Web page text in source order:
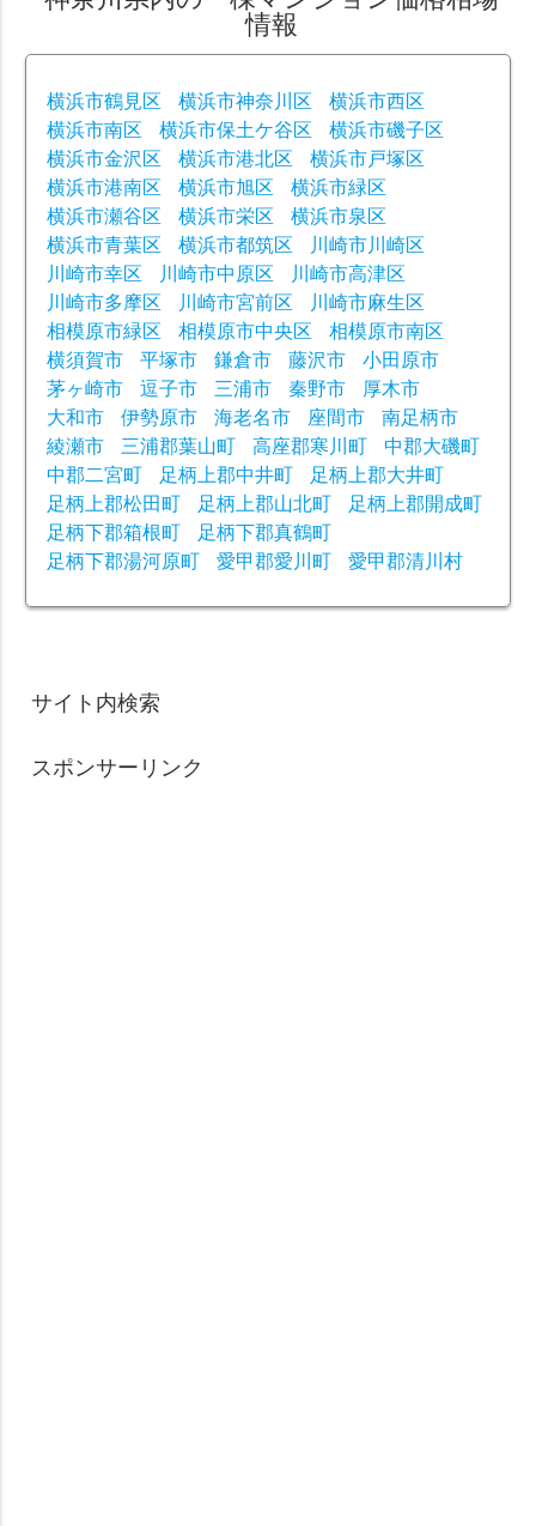
情報
横浜市鶴見区 横浜市神奈川区
横浜市西区
横浜市南区
横浜市保土ケ谷区
横浜市磯子区
横浜市金沢区
横浜市港北区
横浜市戸塚区
横浜市港南区
横浜市旭区
横浜市緑区
横浜市瀬谷区
横浜市栄区
横浜市泉区
横浜市青葉区
横浜市都筑区
川崎市川崎区
川崎市幸区
川崎市中原区
川崎市高津区
川崎市多摩区
川崎市宮前区
川崎市麻生区
相模原市緑区
相模原市中央区
相模原市南区
横須賀市
平塚市 鎌倉市 藤沢市
小田原市
茅ヶ崎市
逗子市 三浦市 秦野市
厚木市
大和市
伊勢原市 海老名市 座間市
南足柄市
綾瀬市
三浦郡葉山町 高座郡寒川町
中郡大磯町
中郡二宮町
足柄上郡中井町
足柄上郡大井町
足柄上郡松田町
足柄上郡山北町
足柄上郡開成町
足柄下郡箱根町
足柄下郡真鶴町
足柄下郡湯河原町
愛甲郡愛川町 愛甲郡清川村
サイト内検索
スポンサーリンク